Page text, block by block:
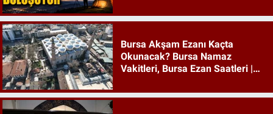
Bursa Akşam Ezanı Kaçta
Okunacak? Bursa Namaz
Vakitleri, Bursa Ezan Saatleri |